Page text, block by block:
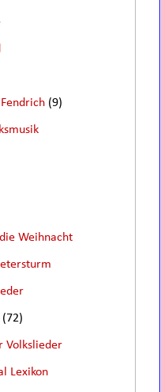
(9)
Weihnacht
(72)
Volkslieder
Lexikon